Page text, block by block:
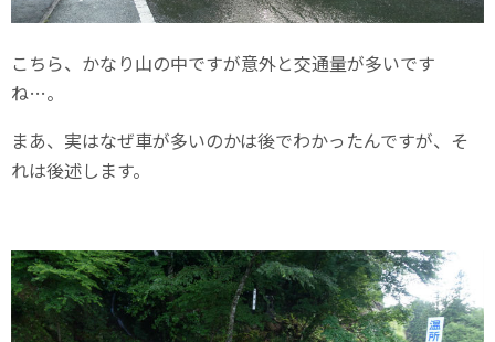
こちら、かなり山の中ですが意外と交通量が多いです
ね…。
まあ、実はなぜ車が多いのかは後でわかったんですが、そ
れは後述します。